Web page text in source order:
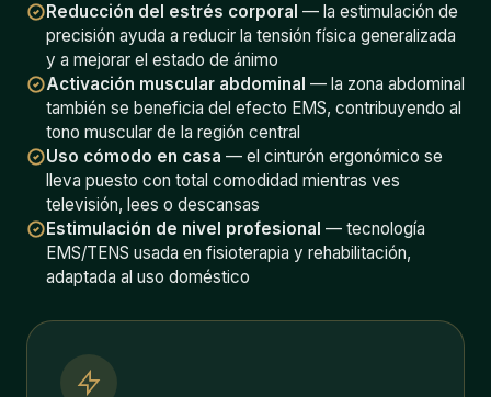
Reducción del estrés corporal — la estimulación de
precisión ayuda a reducir la tensión física generalizada
y a mejorar el estado de ánimo
Activación muscular abdominal — la zona abdominal
también se beneficia del efecto EMS, contribuyendo al
tono muscular de la región central
Uso cómodo en casa — el cinturón ergonómico se
lleva puesto con total comodidad mientras ves
televisión, lees o descansas
Estimulación de nivel profesional — tecnología
EMS/TENS usada en fisioterapia y rehabilitación,
adaptada al uso doméstico